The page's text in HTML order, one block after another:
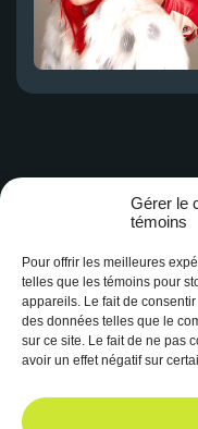
Gérer le
témoins
Pour offrir les meilleures
telles que les témoins pour
appareils. Le fait de
des données telles que le
sur ce site. Le fait de ne pas
avoir un effet négatif sur
Depuis 1997, CHYZ 94.3
Laval. Elle constitue un